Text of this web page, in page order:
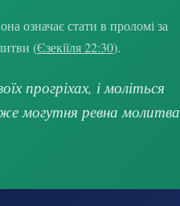
означає стати в проломі за
(Єзекіїля 22:30).
прогріхах, і моліться
могутня ревна молитва